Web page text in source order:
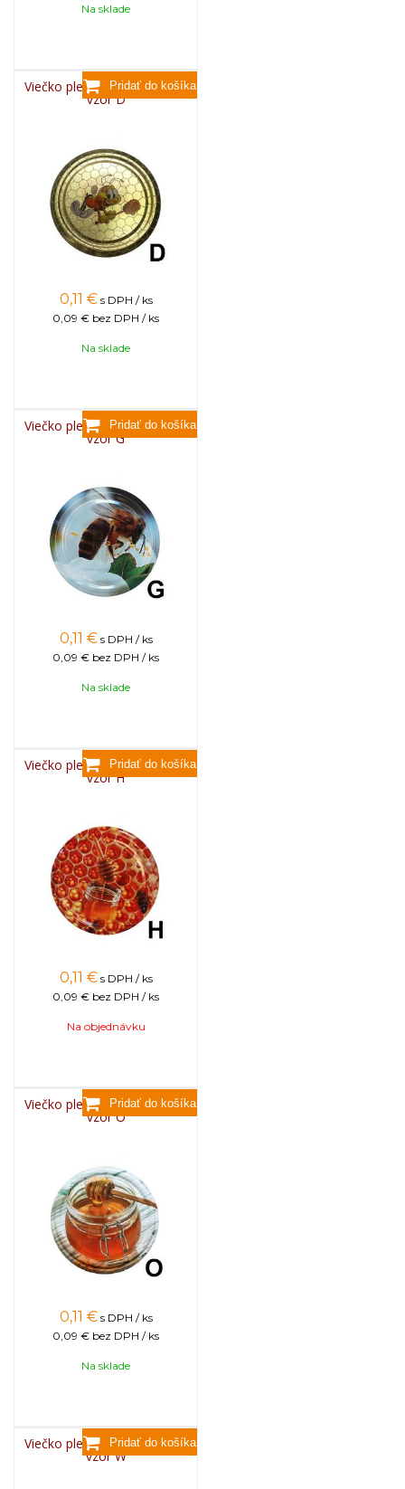
Na sklade
Viečko plechové TWIST 82 -
vzor D
0,11 € s DPH / ks
0,09 € bez DPH / ks
Na sklade
Viečko plechové TWIST 82 -
vzor G
0,11 € s DPH / ks
0,09 € bez DPH / ks
Na sklade
Viečko plechové TWIST 82 -
vzor H
0,11 € s DPH / ks
0,09 € bez DPH / ks
Na objednávku
Viečko plechové TWIST 82 -
vzor O
0,11 € s DPH / ks
0,09 € bez DPH / ks
Na sklade
Viečko plechové TWIST 82 -
vzor W